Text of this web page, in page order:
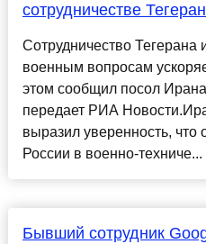
сотрудничестве
Сотрудничество
военным вопросам
этом сообщил посол
передает РИА
выразил уверенность,
России в военно-техниче...
Бывший сотрудник